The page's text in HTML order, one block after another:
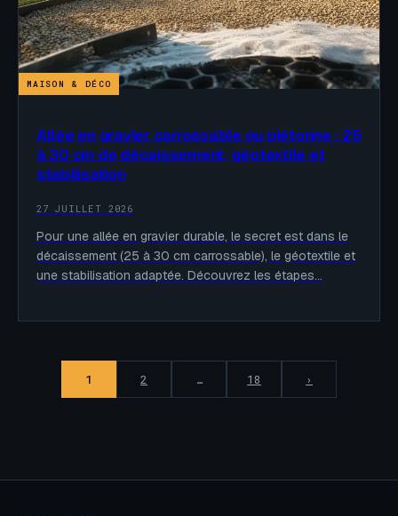
MAISON & DÉCO
Allée en gravier carrossable ou piétonne : 25
à 30 cm de décaissement, géotextile et
stabilisation
27 JUILLET 2026
Pour une allée en gravier durable, le secret est dans le
décaissement (25 à 30 cm carrossable), le géotextile et
une stabilisation adaptée. Découvrez les étapes…
1 2 … 18 ›